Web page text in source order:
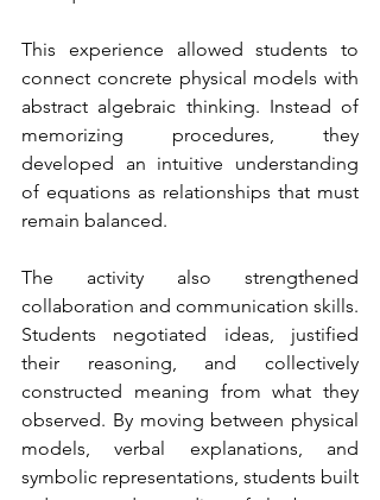
This experience allowed students to
connect concrete physical models with
abstract algebraic thinking. Instead of
memorizing procedures, they
developed an intuitive understanding
of equations as relationships that must
remain balanced.
The activity also strengthened
collaboration and communication skills.
Students negotiated ideas, justified
their reasoning, and collectively
constructed meaning from what they
observed. By moving between physical
models, verbal explanations, and
symbolic representations, students built